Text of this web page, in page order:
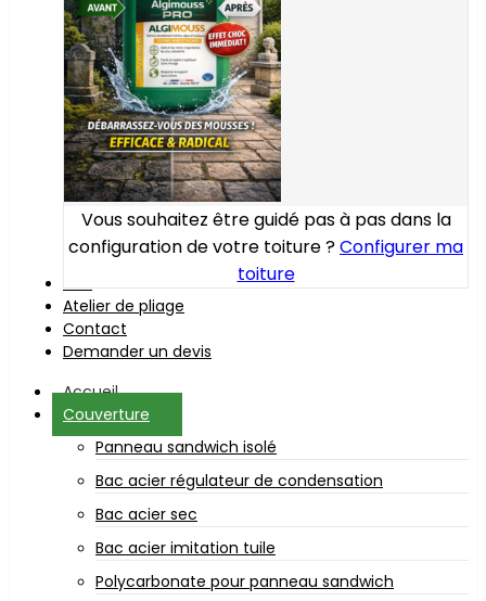
Vous souhaitez être guidé pas à pas dans la
configuration de votre toiture ?Configurer ma
toiture
Atelier de pliage
Contact
Demander un devis
Accueil
Couverture
Panneau sandwich isolé
Bac acier régulateur de condensation
Bac acier sec
Bac acier imitation tuile
Polycarbonate pour panneau sandwich